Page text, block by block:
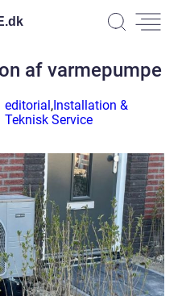
dk
af varmepumpe
editorial,Installation &
Teknisk Service